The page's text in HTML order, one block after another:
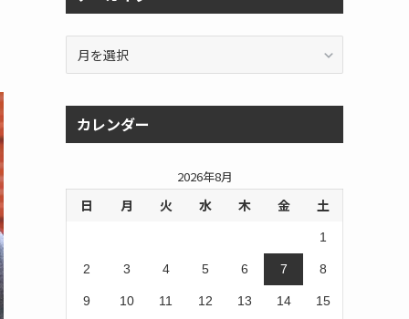
イ
カレンダー
2026年8月
日 月 火 水 木 金 土
1
2 3 4 5 6 7 8
9 10 11 12 13 14 15